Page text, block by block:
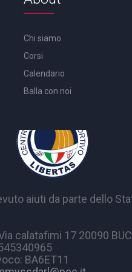
Chi siamo
Corsi
Calendario
Balla con noi
aiuti da parte dello
calatafimi 17 20090
BA6ET11